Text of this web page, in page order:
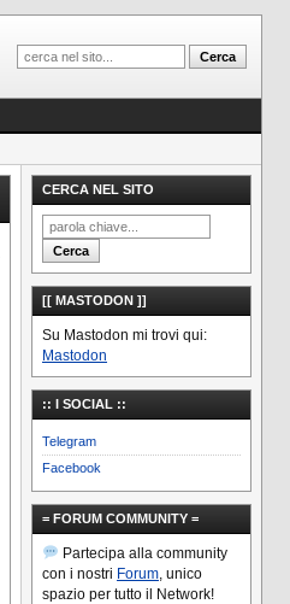
CERCA NEL SITO
[[ MASTODON ]]
Su Mastodon mi trovi qui:
Mastodon
:: I SOCIAL ::
Telegram
Facebook
= FORUM COMMUNITY =
Partecipa alla community
con i nostri Forum, unico
spazio per tutto il Network!